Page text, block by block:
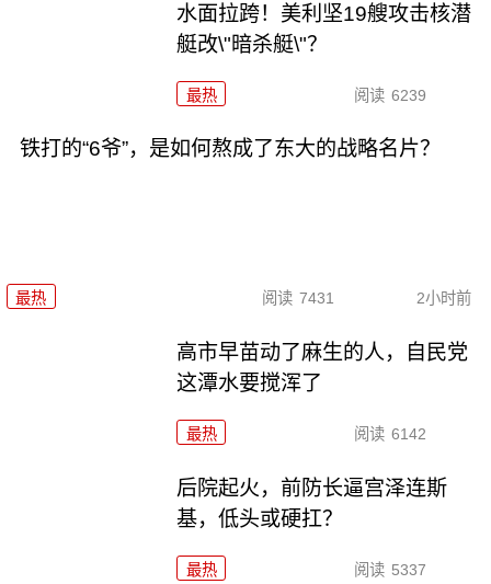
水面拉跨！美利坚19艘攻击核潜
艇改\"暗杀艇\"？
最热 阅读 6239
铁打的“6爷”，是如何熬成了东大的战略名片？
最热 阅读 7431 2小时前
高市早苗动了麻生的人，自民党
这潭水要搅浑了
最热 阅读 6142
后院起火，前防长逼宫泽连斯
基，低头或硬扛？
最热 阅读 5337